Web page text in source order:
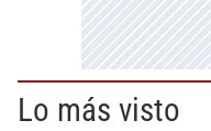
Lo más visto